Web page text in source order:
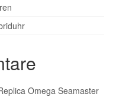
Omega Seamaster